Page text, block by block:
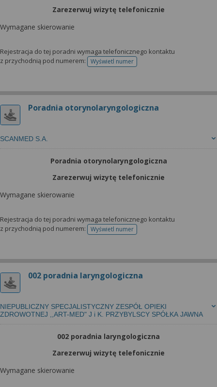
Zarezerwuj wizytę telefonicznie
Wymagane skierowanie
Rejestracja do tej poradni wymaga telefonicznego kontaktu
z przychodnią pod numerem:
Wyświetl numertelefonu do rejestracji
Poradnia otorynolaryngologiczna
SCANMED S.A.
Poradnia otorynolaryngologiczna
Zarezerwuj wizytę telefonicznie
Wymagane skierowanie
Rejestracja do tej poradni wymaga telefonicznego kontaktu
z przychodnią pod numerem:
Wyświetl numertelefonu do rejestracji
002 poradnia laryngologiczna
NIEPUBLICZNY SPECJALISTYCZNY ZESPÓŁ OPIEKI
ZDROWOTNEJ ,,ART-MED" J i K. PRZYBYLSCY SPÓŁKA JAWNA
002 poradnia laryngologiczna
Zarezerwuj wizytę telefonicznie
Wymagane skierowanie